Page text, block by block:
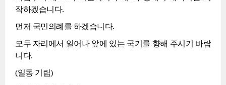
작하겠습니다.
먼저 국민의례를 하겠습니다.
모두 자리에서 일어나 앞에 있는 국기를 향해 주시기 바랍
니다.
(일동 기립)